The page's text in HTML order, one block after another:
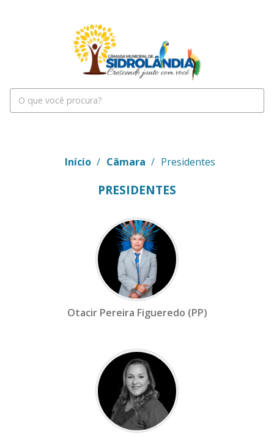
Início / Câmara / Presidentes
PRESIDENTES
Otacir Pereira Figueredo (PP)